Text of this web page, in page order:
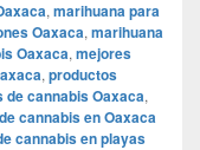
, marihuana para
Oaxaca, marihuana
Oaxaca, mejores
, productos
de cannabis Oaxaca,
cannabis en Oaxaca
cannabis en playas